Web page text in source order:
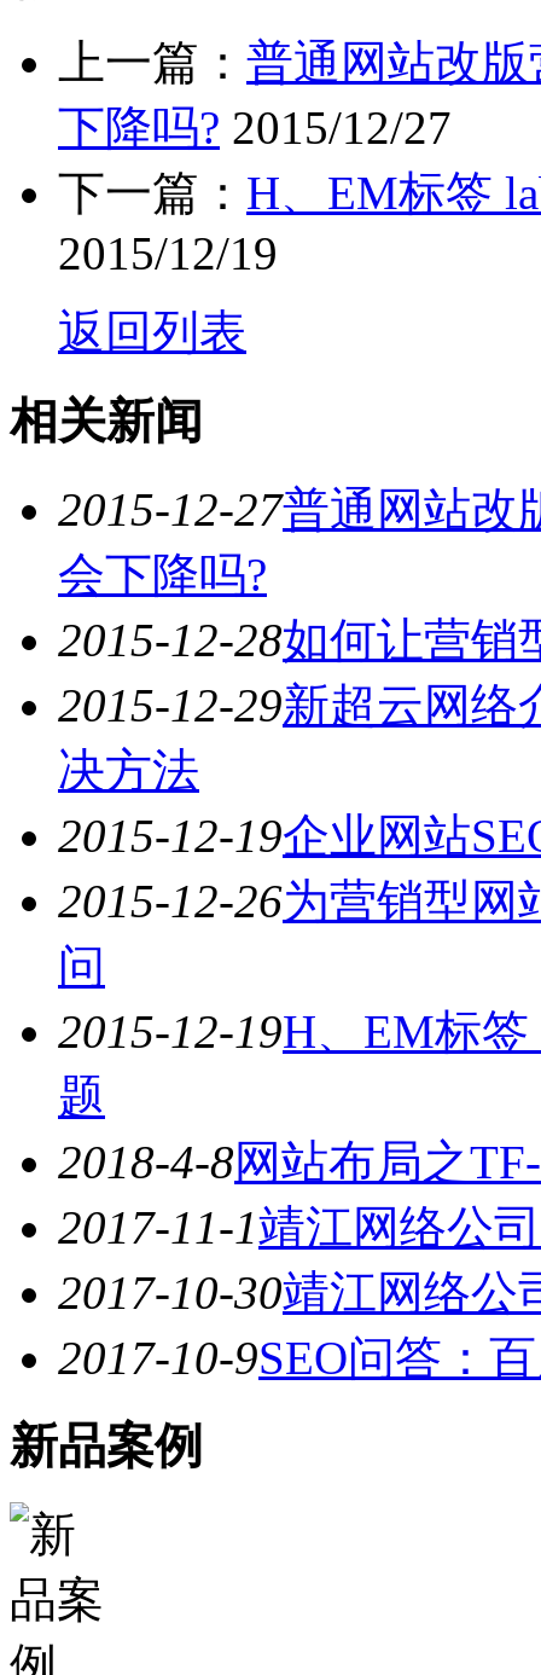
上一篇： 普通网站改
下降吗? 2015/12/27
下一篇： H、EM标签
2015/12/19
返回列表
相关新闻
2015-12-27普通网站改
会下降吗?
2015-12-28如何让营销
2015-12-29新超云网络
决方法
2015-12-19企业网站
2015-12-26为营销型网
问
2015-12-19H、EM标
题
2018-4-8网站布局之
2017-11-1靖江网络公
2017-10-30靖江网络公
2017-10-9SEO问答：
新品案例